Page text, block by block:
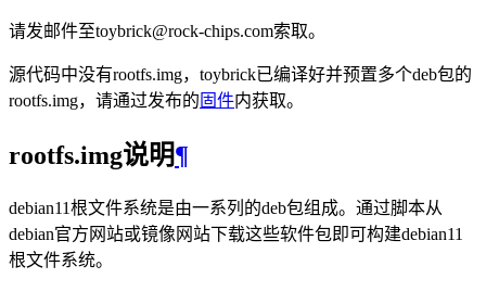
请发邮件至toybrick@rock-chips.com索取。
源代码中没有rootfs.img，toybrick已编译好并预置多个deb包的
rootfs.img，请通过发布的 固件内获取。
rootfs.img说明¶
debian11根文件系统是由一系列的deb包组成。通过脚本从
debian官方网站或镜像网站下载这些软件包即可构建debian11
根文件系统。